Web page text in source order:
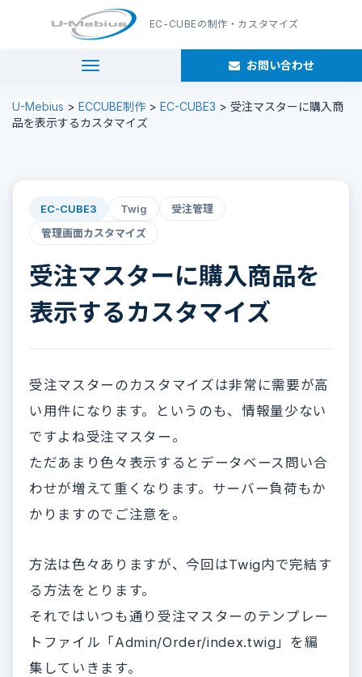
EC-CUBEの制作・カスタマイズ
navigation お問い合わせ
U-Mebius > ECCUBE制作 > EC-CUBE3 > 受注マスターに購入商
品を表示するカスタマイズ
EC-CUBE3 Twig
受注管理
管理画面カスタマイズ
受注マスターに購入商品を
表示するカスタマイズ
受注マスターのカスタマイズは非常に需要が高
い用件になります。というのも、情報量少ない
ですよね受注マスター。
ただあまり色々表示するとデータベース問い合
わせが増えて重くなります。サーバー負荷もか
かりますのでご注意を。
方法は色々ありますが、今回はTwig内で完結す
る方法をとります。
それではいつも通り受注マスターのテンプレー
トファイル「Admin/Order/index.twig」を編
集していきます。